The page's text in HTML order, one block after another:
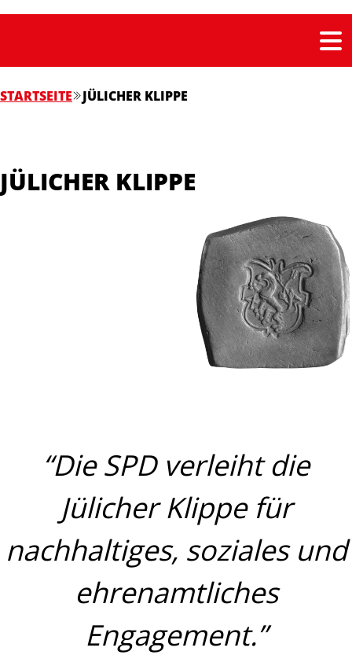
STARTSEITE JÜLICHER KLIPPE
JÜLICHER KLIPPE
“Die SPD verleiht die
Jülicher Klippe für
nachhaltiges, soziales und
ehrenamtliches
Engagement.”